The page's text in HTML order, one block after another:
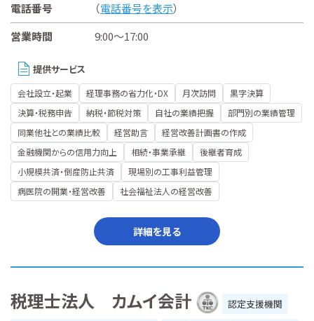
電話番号
（電話番号を表示）
営業時間
9:00～17:00
提供サービス
会社設立・起業 経理事務の省力化・DX 月次訪問
黒字決算
決算・税務申告
納税・節税対策 自社の業績把握
部門別の業績管理
同業他社との業績比較
経営助言
経営改善計画書の作成
金融機関からの信用力向上
相続・事業承継
後継者育成
小規模共済・倒産防止共済
現場別の工事利益管理
病医院の開業・経営改善
社会福祉法人の経営改善
詳細を見る
税理士法人 カムイ会計
認定支援機関